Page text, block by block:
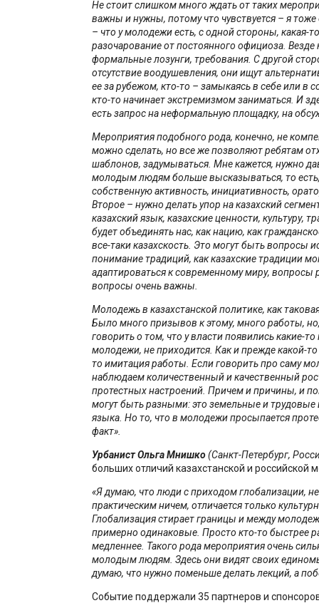
Не стоит слишком много ждать от таких
важны и нужны, потому что чувствуется – я
– что у молодежи есть, с одной стороны, какая-
разочарование от постоянного официоза. Везде
формальные лозунги, требования. С другой
отсутствие воодушевления, они ищут
ее за рубежом, кто-то – замыкаясь в себе или в
кто-то начинает экстремизмом заниматься. И
есть запрос на неформальную площадку, на
Мероприятия подобного рода, конечно, не
можно сделать, но все же позволяют ребятам
шаблонов, задумываться. Мне кажется, нужно
молодым людям больше высказываться, то
собственную активность, инициативность,
Второе – нужно делать упор на казахский
казахский язык, казахские ценности, культуру,
будет объединять нас, как нацию, как
все-таки казахскость. Это могут быть вопросы
понимание традиций, как казахские традиции
адаптироваться к современному миру, вопросы
вопросы очень важны.
Молодежь в казахстанской политике, как
Было много призывов к этому, много работы,
говорить о том, что у власти появились какие-
молодежи, не приходится. Как и прежде какой-
то имитация работы. Если говорить про саму
наблюдаем количественный и качественный
протестных настроений. Причем и причины, и
могут быть разными: это земельные и
языка. Но то, что в молодежи просыпается
факт».
Урбанист Ольга Мнишко(Санкт-Петербург,
больших отличий казахстанской и российской
«Я думаю, что люди с приходом глобализации,
практическим ничем, отличается только
Глобализация стирает границы и между
примерно одинаковые. Просто кто-то быстрее
медленнее. Такого рода мероприятия очень
молодым людям. Здесь они видят своих
думаю, что нужно поменьше делать лекций, а
Событие поддержали 35 партнеров и